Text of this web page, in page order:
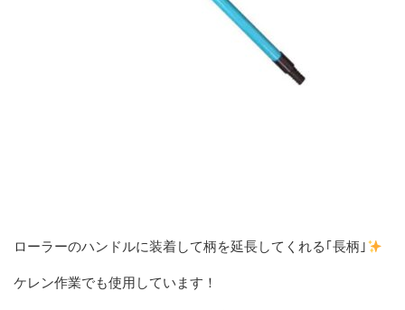
ローラーのハンドルに装着して柄を延長してくれる｢長柄｣
ケレン作業でも使用しています！